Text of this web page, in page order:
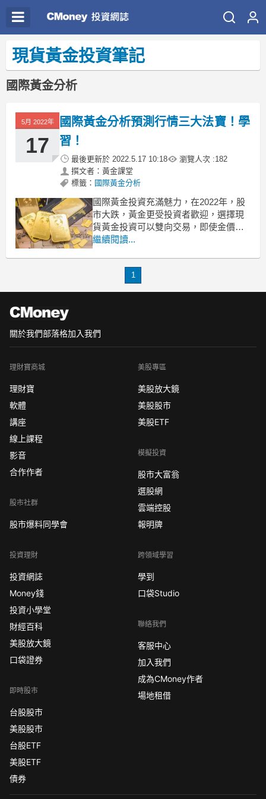
現貨黃金投資筆記
國際黃金分析
5月 2022年
17
國際黃金分析預測行情三大法寶！學
習！
最後更新於 2022.5.17 10:18 瀏覽人次 :182
撰文者：黃金課堂
標籤： 國際黃金分析
國際黃金投資充滿魅力，在2022年，股
市大跌，黃金更受投資者歡迎，選擇現
貨黃金投資可以雙向交易，即使金價下
跌，投資者可以做空獲得收益，不怕黃
講講國際黃金分析怎麼預測行情？
繼續閱讀...
1
關於我們部落格加入我們
理財寶商城
理財寶
軟體
講座
線上課程
影音
合作作者
股市社群
股市爆料同學會
投資理財
投資網誌
Money錢
投資小學堂
財經百科
美股放大鏡
口袋證券
即時股市
台股股市
美股股市
台股ETF
美股ETF
債券
美股專區
美股放大鏡
美股股市
美股ETF
模擬投資
股市大富翁
選股網
雲端控股
報明牌
跨領域學習
學到
口袋Studio
聯絡我們
客服中心
加入我們
成為CMoney作者
場地租借